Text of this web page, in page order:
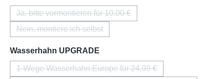
Ja, bitte vormontieren für 10,00 €
(Diese Option ist zurzeit nicht verfügbar.)
Nein, montiere ich selbst
(Diese Option ist zurzeit nicht verfügbar.)
Wasserhahn UPGRADE
1-Wege Wasserhahn Europe für 24,99 €
(Diese Option ist zurzeit nicht verfügbar.)